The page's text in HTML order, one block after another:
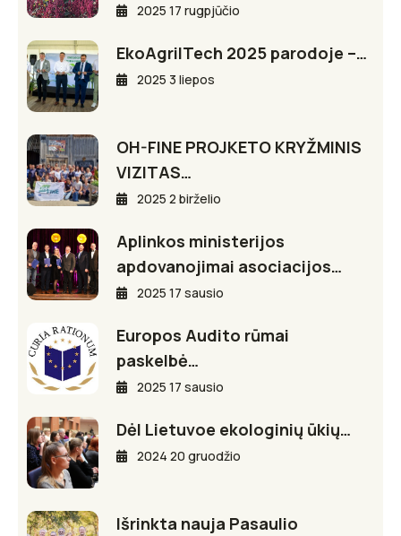
2025 17 rugpjūčio
EkoAgriITech 2025 parodoje –…
2025 3 liepos
OH-FINE PROJKETO KRYŽMINIS
VIZITAS…
2025 2 birželio
Aplinkos ministerijos
apdovanojimai asociacijos…
2025 17 sausio
Europos Audito rūmai
paskelbė…
2025 17 sausio
Dėl Lietuvoe ekologinių ūkių…
2024 20 gruodžio
Išrinkta nauja Pasaulio